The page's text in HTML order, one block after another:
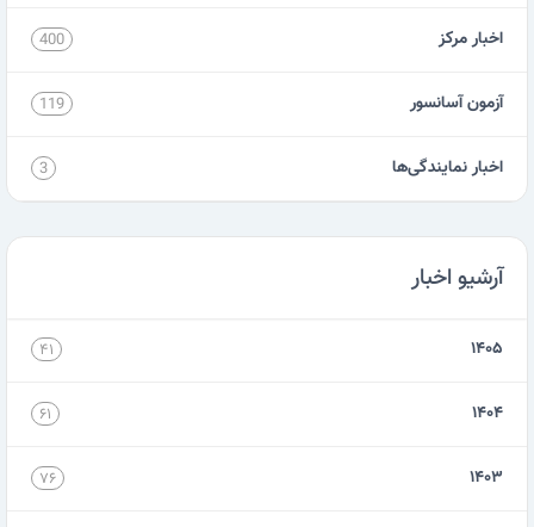
اخبار مرکز 400
آزمون آسانسور 119
اخبار نمایندگی‌ها 3
آرشیو اخبار
۱۴۰۵ ۴۱
۱۴۰۴ ۶۱
۱۴۰۳ ۷۶